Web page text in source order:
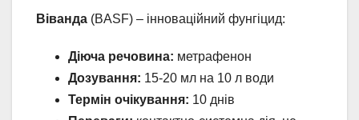
Віванда (BASF) – інноваційний фунгіцид:
Діюча речовина: метрафенон
Дозування: 15-20 мл на 10 л води
Термін очікування: 10 днів